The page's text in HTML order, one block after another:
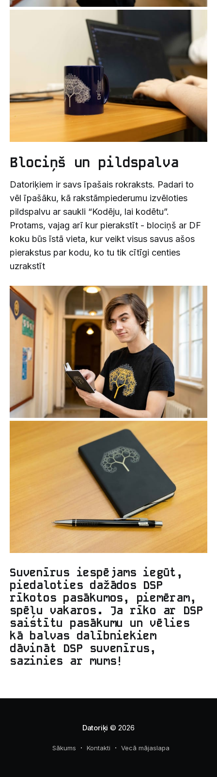
Blociņš un pildspalva
Datoriķiem ir savs īpašais rokraksts. Padari to
vēl īpašāku, kā rakstāmpiederumu izvēloties
pildspalvu ar saukli “Kodēju, lai kodētu”.
Protams, vajag arī kur pierakstīt - blociņš ar DF
koku būs īstā vieta, kur veikt visus savus ašos
pierakstus par kodu, ko tu tik cītīgi centies
uzrakstīt
Suvenīrus iespējams iegūt,
piedaloties dažādos DSP
rīkotos pasākumos, piemēram,
spēļu vakaros. Ja rīko ar DSP
saistītu pasākumu un vēlies
kā balvas dalībniekiem
dāvināt DSP suvenīrus,
sazinies ar mums!
Datoriķi © 2026
Sākums Kontakti Vecā mājaslapa